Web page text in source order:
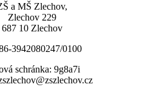
a MŠ Zlechov,
Zlechov 229
687 10 Zlechov
3942080247/0100
schránka: 9g8a7i